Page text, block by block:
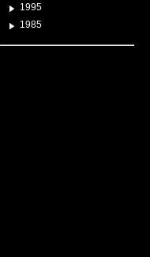
1995
1985